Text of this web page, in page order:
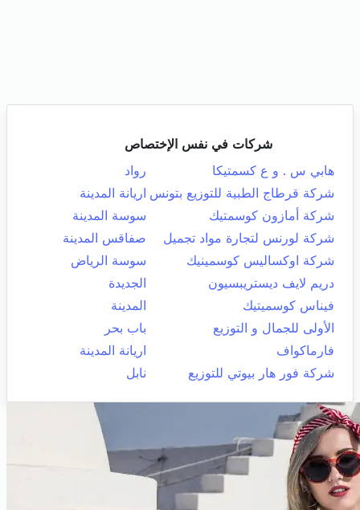
شركات في نفس الإختصاص
هابي س . و ع كسمتيكا
رواد
شركة قرطاج الطبية للتوزيع بتونس اريانة المدينة
شركة أمازون كوسمتيك
سوسة المدينة
شركة لورنس لتجارة مواد تجميل
صفاقس المدينة
شركة اوكساليس كوسمينيك
سوسة الرياض
دريم لايف ديستريبسيون
الجديدة
فيناس كوسميتيك
المدينة
الأولى للجمال و التوزيع
باب بحر
فارماكواف
اريانة المدينة
شركة فور هار بيوتي للتوزيع
نابل